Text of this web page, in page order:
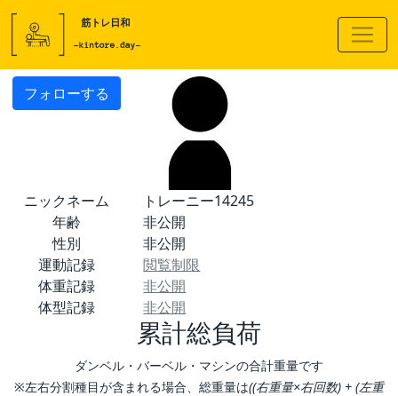
フォローする
ニックネーム
トレーニー14245
年齢
非公開
性別
非公開
運動記録
閲覧制限
体重記録
非公開
体型記録
非公開
累計総負荷
ダンベル・バーベル・マシンの合計重量です
※左右分割種目が含まれる場合、総重量は((右重量×右回数) + (左重